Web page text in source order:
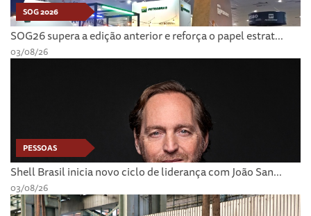
SOG 2026
SOG26 supera a edição anterior e reforça o papel estrat...
03/08/26
PESSOAS
Shell Brasil inicia novo ciclo de liderança com João San...
03/08/26